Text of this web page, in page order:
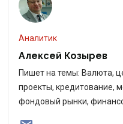
Аналитик
Алексей Козырев
Пишет на темы: Валюта,
проекты, кредитование,
фондовый рынки,